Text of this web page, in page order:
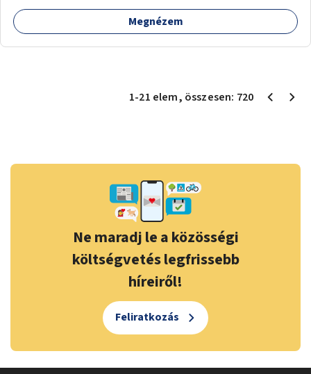
időznek.
Megnézem
1-21 elem, összesen: 720
Ne maradj le a közösségi
költségvetés legfrissebb
híreiről!
Feliratkozás